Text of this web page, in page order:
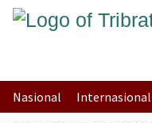
Nasional Internasional